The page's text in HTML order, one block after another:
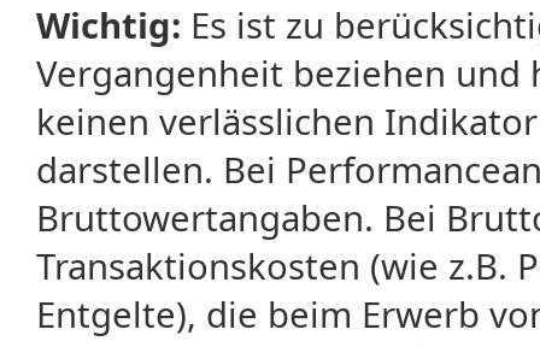
Wichtig: Es ist zu
Vergangenheit beziehen
keinen verlässlichen
darstellen. Bei
Bruttowertangaben. Bei
Transaktionskosten (wie z.B.
Entgelte), die beim Erwerb